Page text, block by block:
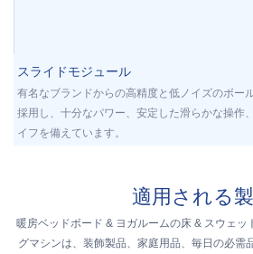
スライドモジュール
有名なブランドからの高精度と低ノイズのボー
採用し、十分なパワー、安定した滑らかな操作
イフを備えています。
適用される
暖房ベッドボード & ヨガルームの床 & スウェッ
グマシンは、装飾製品、家庭用品、毎日の必需